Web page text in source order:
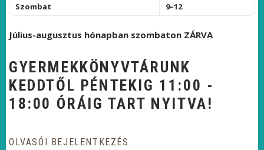
Szombat
9–12
Július-augusztus hónapban szombaton ZÁRVA
GYERMEKKÖNYVTÁRUNK
KEDDTŐL PÉNTEKIG 11:00 -
18:00 ÓRÁIG TART NYITVA!
OLVASÓI BEJELENTKEZÉS